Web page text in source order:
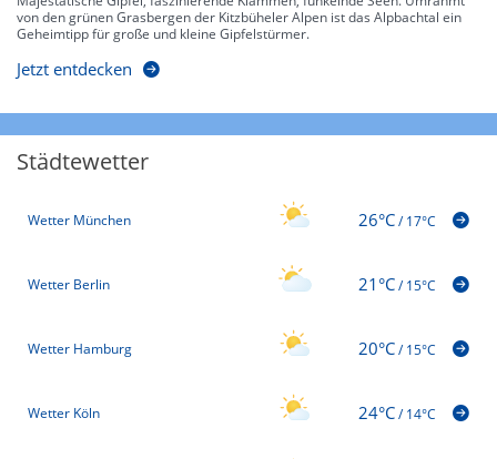
von den grünen Grasbergen der Kitzbüheler Alpen ist das Alpbachtal ein
Geheimtipp für große und kleine Gipfelstürmer.
Jetzt entdecken
Städtewetter
Wetter München 26°C/17°C
Wetter Berlin 21°C/15°C
Wetter Hamburg 20°C/15°C
Wetter Köln 24°C/14°C